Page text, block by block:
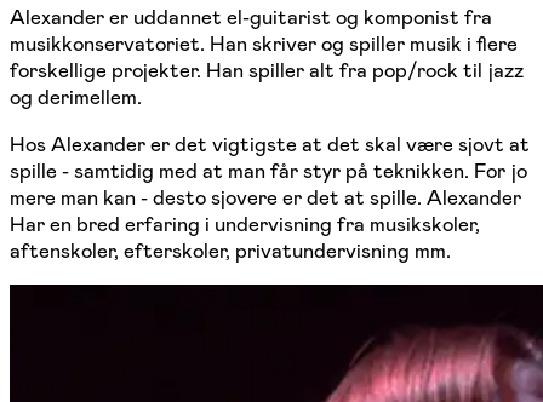
Alexander er uddannet el-guitarist og komponist fra
musikkonservatoriet. Han skriver og spiller musik i flere
forskellige projekter. Han spiller alt fra pop/rock til jazz
og derimellem.
Hos Alexander er det vigtigste at det skal være sjovt at
spille - samtidig med at man får styr på teknikken. For jo
mere man kan - desto sjovere er det at spille. Alexander
Har en bred erfaring i undervisning fra musikskoler,
aftenskoler, efterskoler, privatundervisning mm.